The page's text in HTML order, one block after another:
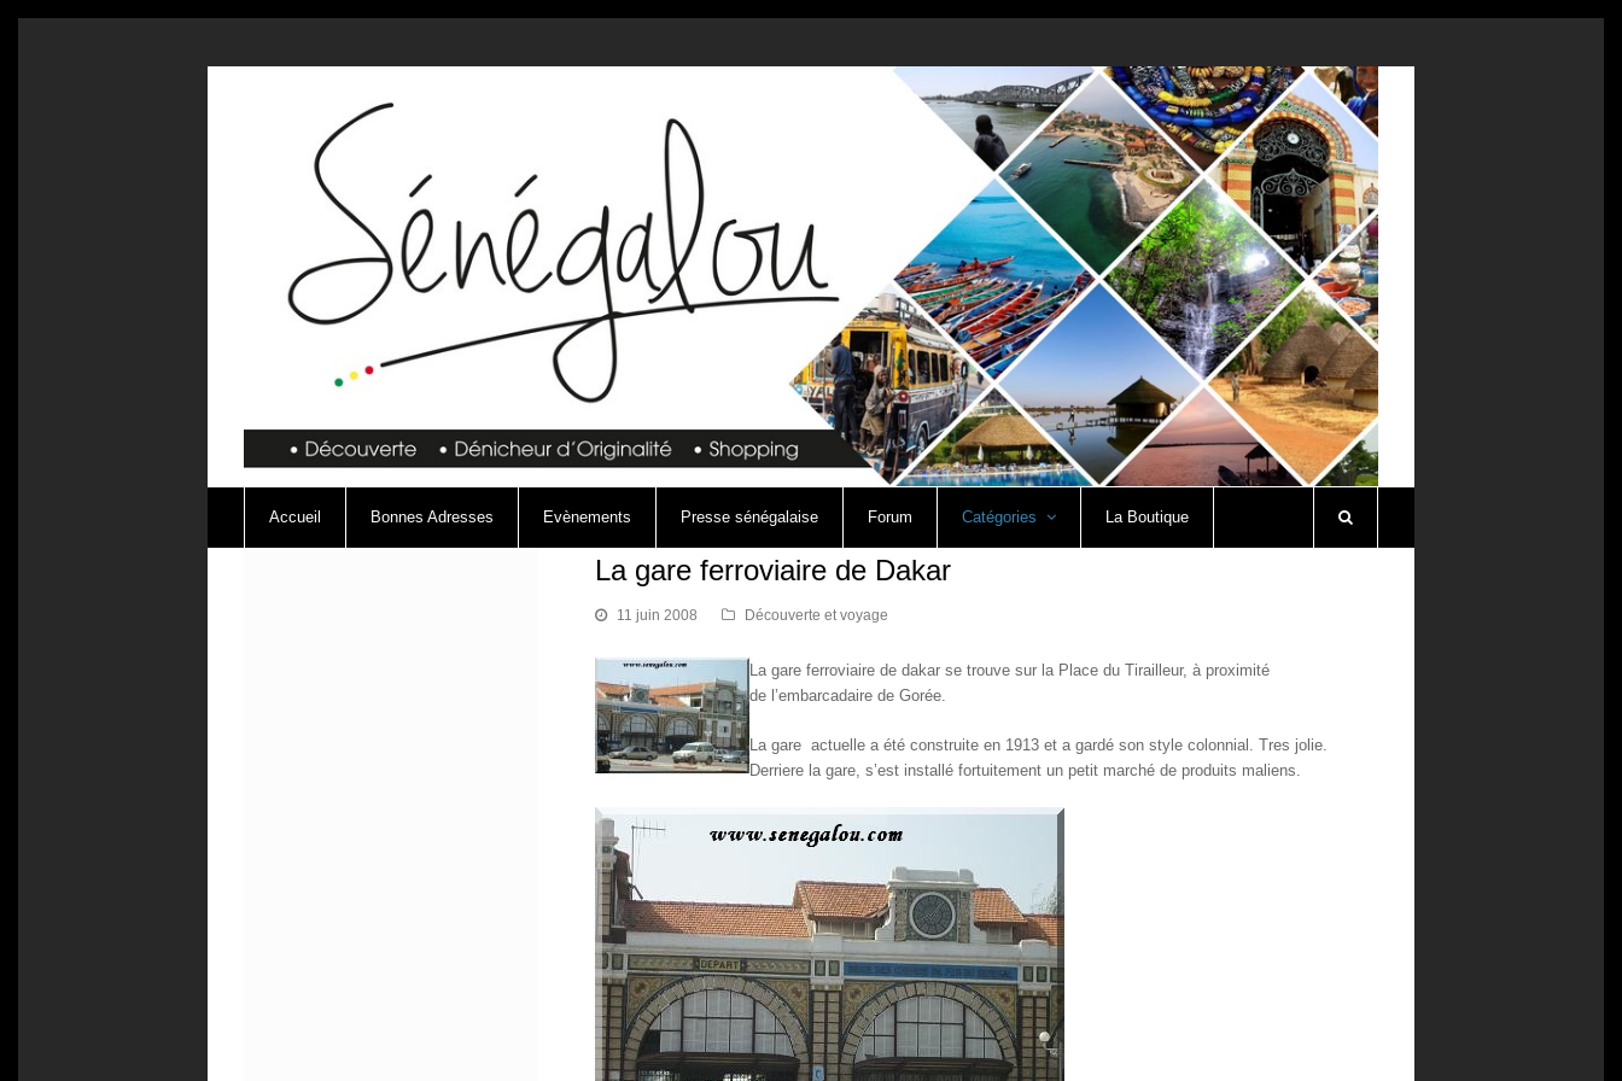
Accueil Bonnes Adresses Evènements Presse sénégalaise Forum Catégories La Boutique
La gare ferroviaire de Dakar
11 juin 2008 Découverte et voyage
La gare ferroviaire de dakar se trouve sur la Place du Tirailleur, à proximité
de l’embarcadaire de Gorée.
La gare actuelle a été construite en 1913 et a gardé son style colonnial. Tres jolie.
Derriere la gare, s’est installé fortuitement un petit marché de produits maliens.